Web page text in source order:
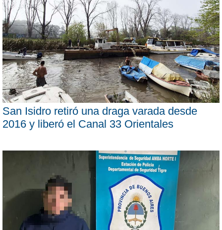
San Isidro retiró una draga varada desde
2016 y liberó el Canal 33 Orientales